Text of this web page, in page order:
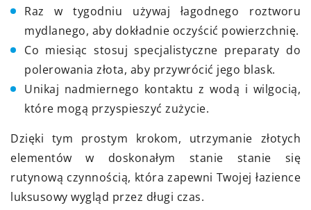
Raz w tygodniu używaj łagodnego roztworu
mydlanego, aby dokładnie oczyścić powierzchnię.
Co miesiąc stosuj specjalistyczne preparaty do
polerowania złota, aby przywrócić jego blask.
Unikaj nadmiernego kontaktu z wodą i wilgocią,
które mogą przyspieszyć zużycie.
Dzięki tym prostym krokom, utrzymanie złotych
elementów w doskonałym stanie stanie się
rutynową czynnością, która zapewni Twojej łazience
luksusowy wygląd przez długi czas.